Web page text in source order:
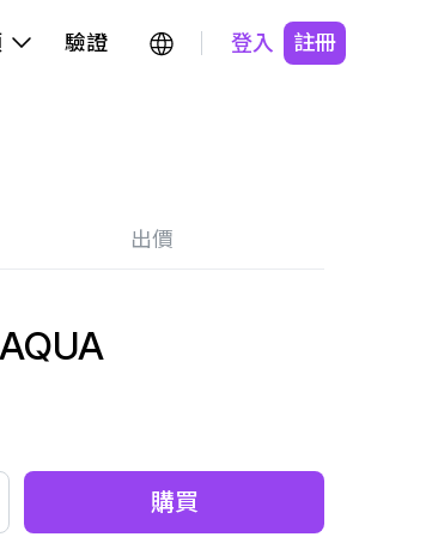
驗證 登入 註冊
出價
購買